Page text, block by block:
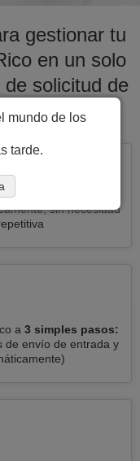
gestionar tu
en un solo
solicitud de
Rico.
sin necesidad
a 3 simples pasos:
de envío de entrada y
mundo de los
tarde.